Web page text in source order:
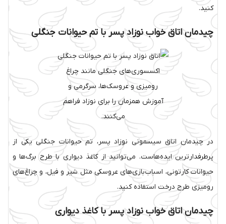
کنید.
چیدمان اتاق خواب نوزاد پسر با تم حیوانات جنگلی
اکسسوری‌های جنگلی مانند چراغ
رومیزی و عروسک‌ها، سرگرمی و
آموزش همزمان را برای نوزاد فراهم
می‌کنند.
در چیدمان اتاق سیسمونی نوزاد پسر، تم حیوانات جنگلی یکی از
پرطرفدارترین ایده‌هاست. می‌توانید از کاغذ دیواری با طرح برگ‌ها و
حیوانات کارتونی، اسباب‌بازی‌های عروسکی مثل شیر و فیل، و چراغ‌های
رومیزی طرح درخت استفاده کنید.
چیدمان اتاق خواب نوزاد پسر با کاغذ دیواری